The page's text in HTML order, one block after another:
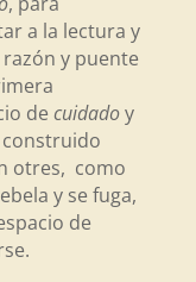
a la lectura y
y puente
de cuidadoy
otres, como
y se fuga,
de